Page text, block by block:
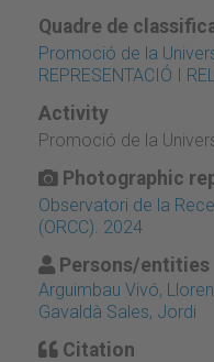
Quadre de
Promoció de la
REPRESENTACIÓ I
Activity
Promoció de la
Photographic
Observatori de la
(ORCC). 2024
Persons/entities
Arguimbau Vivó,
Gavaldà Sales, Jordi
Citation